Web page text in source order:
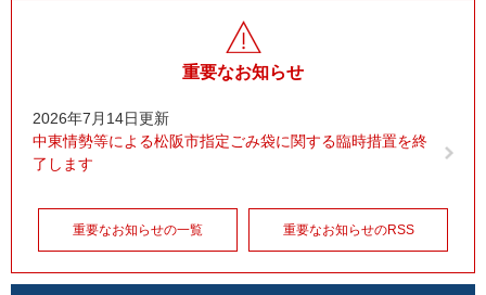
重要なお知らせ
2026年7月14日更新
中東情勢等による松阪市指定ごみ袋に関する臨時措置を終
了します
重要なお知らせの一覧 重要なお知らせのRSS